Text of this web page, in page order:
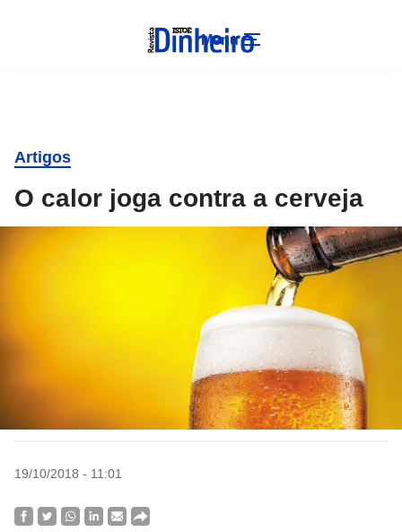
Menu
Artigos
O calor joga contra a cerveja
19/10/2018 - 11:01